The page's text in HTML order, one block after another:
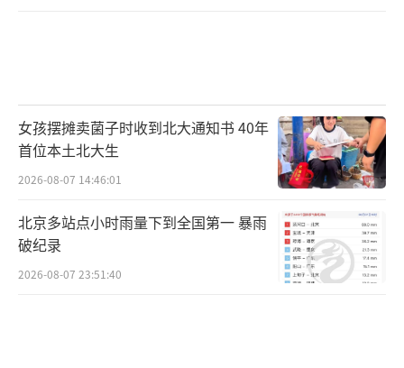
女孩摆摊卖菌子时收到北大通知书 40年
首位本土北大生
2026-08-07 14:46:01
北京多站点小时雨量下到全国第一 暴雨
破纪录
2026-08-07 23:51:40